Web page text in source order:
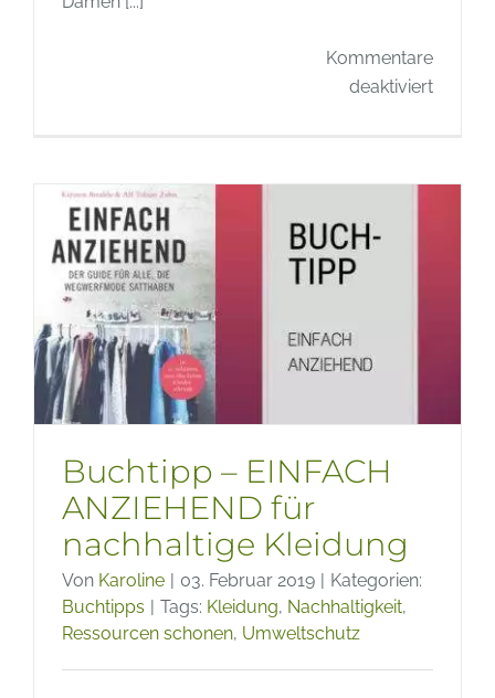
Kommentare
deaktiviertfür
Buchtipp – EINFACH
ANZIEHEND für
nachhaltige Kleidung
Von Karoline | 03. Februar 2019 | Kategorien:
Buchtipps | Tags: Kleidung, Nachhaltigkeit,
Ressourcen schonen, Umweltschutz